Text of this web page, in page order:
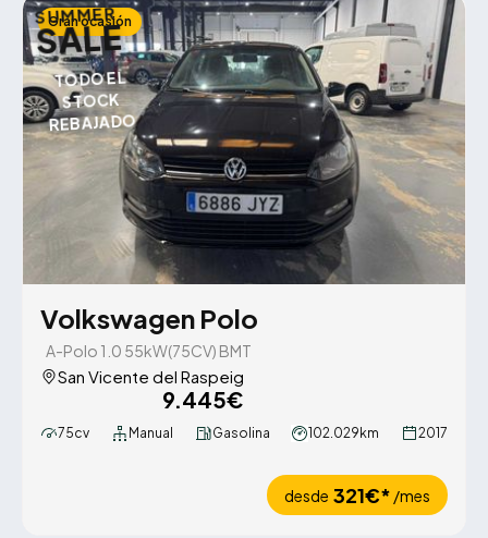
SUMMER
SALE
TODO EL
STOCK
REBAJADO
Gran ocasión
Volkswagen Polo
A-Polo 1.0 55kW(75CV) BMT
San Vicente del Raspeig
9.445€
75cv Manual Gasolina 102.029km 2017
desde 321€* /mes